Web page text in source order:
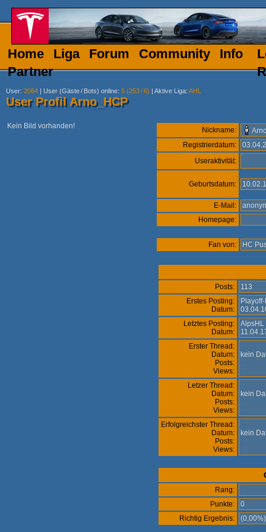
Home Liga Forum Community
Info
Partner
User: 2064 | User (Gäste/ Bots) online: 5 (253/6) | Aktive Liga: AHL
User Profil Arno_HCP
Kein Bild vorhanden! Nickname:
Registrierdatum:
Useraktivität:
Geburtsdatum:
E-Mail:
Homepage:
Fan von: HC
Posts:
113
Erstes Posting:
Datum:
Letztes Posting:
Datum:
AlpsHL
Erster Thread:
Datum:
Posts:
Views:
kein
Letzer Thread:
Datum:
Posts:
Views:
kein
Erfolgreichster Thread:
Datum:
Posts:
Views:
kein
Rang:
Punkte:
0
Richtig Ergebnis: